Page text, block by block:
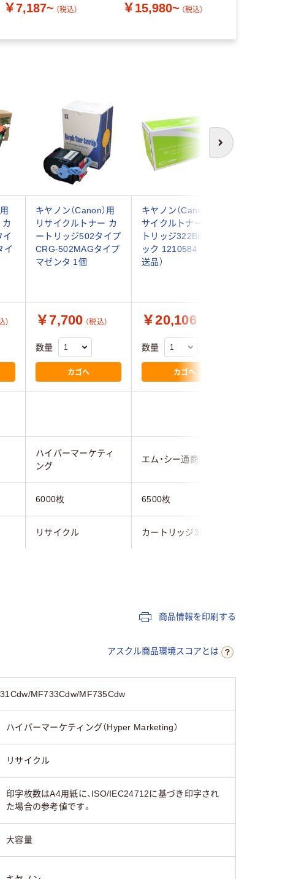
￥7,187~ （税込） ￥15,980~ （税込）
次へ
イ
イ
キヤノン（Canon）用
リサイクルトナー カ
ートリッジ502タイプ
CRG-502MAGタイプ
マゼンタ 1個
キヤノン（Canon） リ
サイクルトナー カー
トリッジ322BK ブラ
ック 1210584 1個（直
送品）
） ￥7,700 （税込）
数量
カゴへ
￥20,106
数量
カゴへ
ハイパーマーケティ
ング
エム・シー通商
6000枚 6500枚
リサイクル カートリッジ322BK
商品情報を印刷する
アスクル商品環境スコアとは
MF733Cdw/MF735Cdw
ハイパーマーケティング（Hyper Marketing）
リサイクル
印字枚数はA4用紙に、ISO/IEC24712に基づき印字され
た場合の参考値です。
大容量